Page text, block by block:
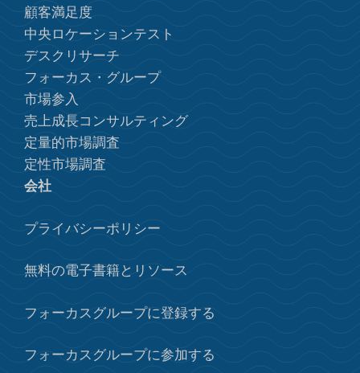
顧客満足度
中央ロケーションテスト
デスクリサーチ
フォーカス・グループ
市場参入
売上成長コンサルティング
定量的市場調査
定性市場調査
会社
プライバシーポリシー
無料の電子書籍とリソース
フォーカスグループに登録する
フォーカスグループに参加する